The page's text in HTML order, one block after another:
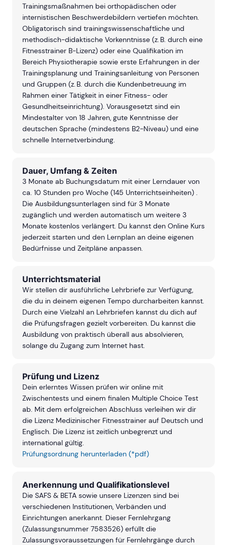
Trainingsmaßnahmen bei orthopädischen oder
internistischen Beschwerdebildern vertiefen möchten.
Obligatorisch sind trainingswissenschaftliche und
methodisch-didaktische Vorkenntnisse (z. B. durch eine
Fitnesstrainer B-Lizenz) oder eine Qualifikation im
Bereich Physiotherapie sowie erste Erfahrungen in der
Trainingsplanung und Trainingsanleitung von Personen
und Gruppen (z. B. durch die Kundenbetreuung im
Rahmen einer Tätigkeit in einer Fitness- oder
Gesundheitseinrichtung). Vorausgesetzt sind ein
Mindestalter von 18 Jahren, gute Kenntnisse der
deutschen Sprache (mindestens B2-Niveau) und eine
schnelle Internetverbindung.
Dauer, Umfang & Zeiten
3 Monate ab Buchungsdatum mit einer Lerndauer von
ca. 10 Stunden pro Woche (145 Unterrichtseinheiten) .
Die Ausbildungsunterlagen sind für 3 Monate
zugänglich und werden automatisch um weitere 3
Monate kostenlos verlängert. Du kannst den Online Kurs
jederzeit starten und den Lernplan an deine eigenen
Bedürfnisse und Zeitpläne anpassen.
Unterrichtsmaterial
Wir stellen dir ausführliche Lehrbriefe zur Verfügung,
die du in deinem eigenen Tempo durcharbeiten kannst.
Durch eine Vielzahl an Lehrbriefen kannst du dich auf
die Prüfungsfragen gezielt vorbereiten. Du kannst die
Ausbildung von praktisch überall aus absolvieren,
solange du Zugang zum Internet hast.
Prüfung und Lizenz
Dein erlerntes Wissen prüfen wir online mit
Zwischentests und einem finalen Multiple Choice Test
ab. Mit dem erfolgreichen Abschluss verleihen wir dir
die Lizenz Medizinischer Fitnesstrainer auf Deutsch und
Englisch. Die Lizenz ist zeitlich unbegrenzt und
international gültig.
Prüfungsordnung herunterladen (*pdf)
Anerkennung und Qualifikationslevel
Die SAFS & BETA sowie unsere Lizenzen sind bei
verschiedenen Institutionen, Verbänden und
Einrichtungen anerkannt. Dieser Fernlehrgang
(Zulassungsnummer 7583526) erfüllt die
Zulassungsvoraussetzungen für Fernlehrgänge durch